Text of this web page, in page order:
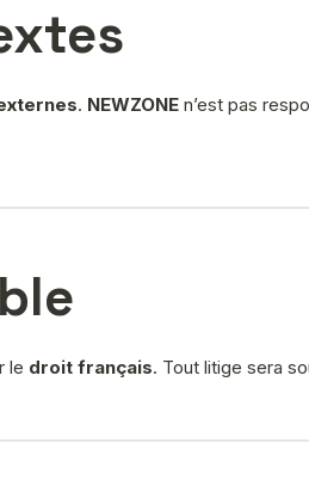
. NEWZONE n’est pas
le droit français. Tout litige sera